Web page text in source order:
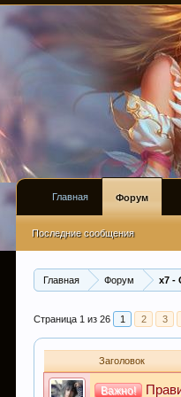
Главная Форум x7 -
Страница 1 из 26 1 2 3
Заголовок
Важно!
Главная Форум
Последние сообщения